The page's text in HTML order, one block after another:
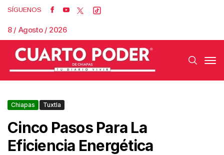
SÍGUENOS
8 / Agosto / 2026
Chiapas Tuxtla
Cinco Pasos Para La
Eficiencia Energética